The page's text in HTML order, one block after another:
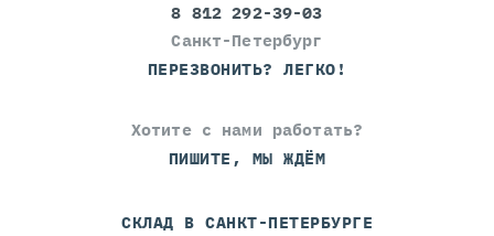
8 812 292-39-03
Санкт-Петербург
ПЕРЕЗВОНИТЬ? ЛЕГКО!
Хотите с нами работать?
ПИШИТЕ, МЫ ЖДЁМ
СКЛАД В САНКТ-ПЕТЕРБУРГЕ